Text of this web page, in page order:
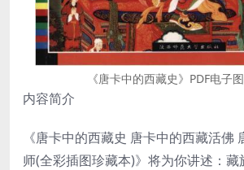
《唐卡中的西藏史》PDF电子
内容简介
《唐卡中的西藏史 唐卡中的西藏活佛
师(全彩插图珍藏本)》将为你讲述：